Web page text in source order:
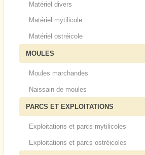
Matériel divers
Matériel mytilicole
Matériel ostréicole
MOULES
Moules marchandes
Naissain de moules
PARCS ET EXPLOITATIONS
Exploitations et parcs mytilicoles
Exploitations et parcs ostréicoles